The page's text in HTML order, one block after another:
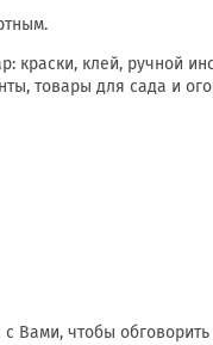
клей, ручной
товары для сада и
Вами, чтобы